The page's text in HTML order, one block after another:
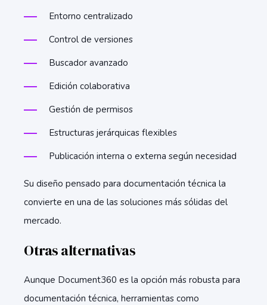
Entorno centralizado
Control de versiones
Buscador avanzado
Edición colaborativa
Gestión de permisos
Estructuras jerárquicas flexibles
Publicación interna o externa según necesidad
Su diseño pensado para documentación técnica la
convierte en una de las soluciones más sólidas del
mercado.
Otras alternativas
Aunque Document360 es la opción más robusta para
documentación técnica, herramientas como